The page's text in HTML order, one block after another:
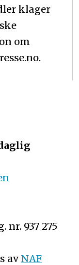
klager
om
nr. 937 275
av NAF